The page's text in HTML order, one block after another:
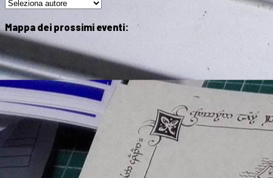
Mappa dei prossimi eventi: